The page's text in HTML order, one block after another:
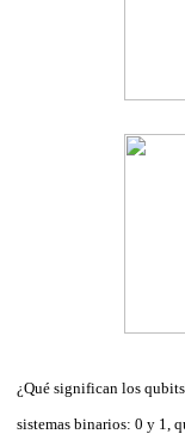
¿Qué significan los
sistemas binarios: 0 y 1,